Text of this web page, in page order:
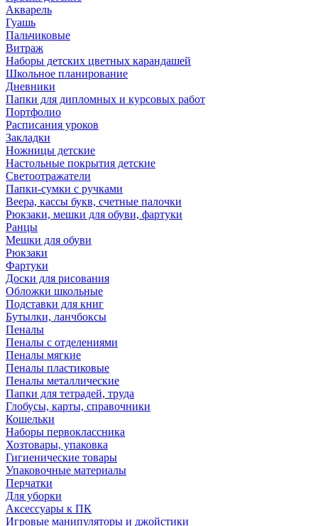
Акварель
Гуашь
Пальчиковые
Витраж
Наборы детских цветных карандашей
Школьное планирование
Дневники
Папки для дипломных и курсовых работ
Портфолио
Расписания уроков
Закладки
Ножницы детские
Настольные покрытия детские
Светоотражатели
Папки-сумки с ручками
Веера, кассы букв, счетные палочки
Рюкзаки, мешки для обуви, фартуки
Ранцы
Мешки для обуви
Рюкзаки
Фартуки
Доски для рисования
Обложки школьные
Подставки для книг
Бутылки, ланчбоксы
Пеналы
Пеналы с отделениями
Пеналы мягкие
Пеналы пластиковые
Пеналы металлические
Папки для тетрадей, труда
Глобусы, карты, справочники
Кошельки
Наборы первоклассника
Хозтовары, упаковка
Гигиенические товары
Упаковочные материалы
Перчатки
Для уборки
Аксессуары к ПК
Игровые манипуляторы и джойстики